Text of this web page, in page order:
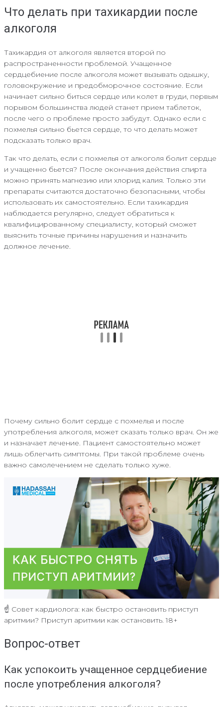
Что делать при тахикардии после
алкоголя
Тахикардия от алкоголя является второй по
распространенности проблемой. Учащенное
сердцебиение после алкоголя может вызывать одышку,
головокружение и предобморочное состояние. Если
начинает сильно биться сердце или колет в груди, первым
порывом большинства людей станет прием таблеток,
после чего о проблеме просто забудут. Однако если с
похмелья сильно бьется сердце, то что делать может
подсказать только врач.
Так что делать, если с похмелья от алкоголя болит сердце
и учащенно бьется? После окончания действия спирта
можно принять магнезию или хлорид калия. Только эти
препараты считаются достаточно безопасными, чтобы
использовать их самостоятельно. Если тахикардия
наблюдается регулярно, следует обратиться к
квалифицированному специалисту, который сможет
выяснить точные причины нарушения и назначить
должное лечение.
Почему сильно болит сердце с похмелья и после
употребления алкоголя, может сказать только врач. Он же
и назначает лечение. Пациент самостоятельно может
лишь облегчить симптомы. При такой проблеме очень
важно самолечением не сделать только хуже.
☝ Совет кардиолога: как быстро остановить приступ
аритмии? Приступ аритмии как остановить. 18+
Вопрос-ответ
Как успокоить учащенное сердцебиение
после употребления алкоголя?